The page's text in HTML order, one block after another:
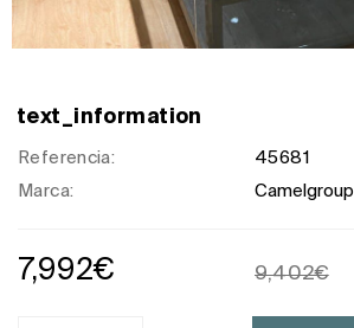
text_information
Referencia:
45681
Marca:
Camelgroup
7,992€ 9,402€